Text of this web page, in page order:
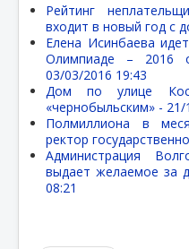
Рейтинг
входит в новый год с
Елена Исинбаева
Олимпиаде – 2016
03/03/2016 19:43
Дом по улице
«чернобыльским» - 21/
Полмиллиона в
ректор
Администрация
выдает желаемое за
08:21